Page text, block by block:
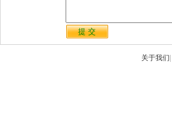
关于我们